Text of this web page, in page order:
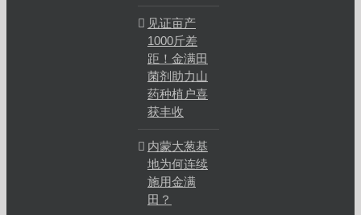
见证亩产
1000斤差
距！金满田
菌剂助力山
药种植户喜
获丰收
内蒙大葱基
地为何连续
施用金满
田？